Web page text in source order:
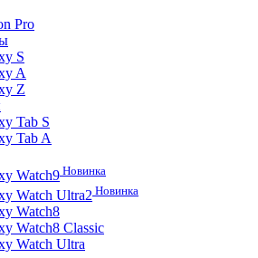
Pro
S
A
Z
Tab S
Tab A
Watch9 Новинка
Watch Ultra2 Новинка
Watch8
Watch8 Classic
Watch Ultra